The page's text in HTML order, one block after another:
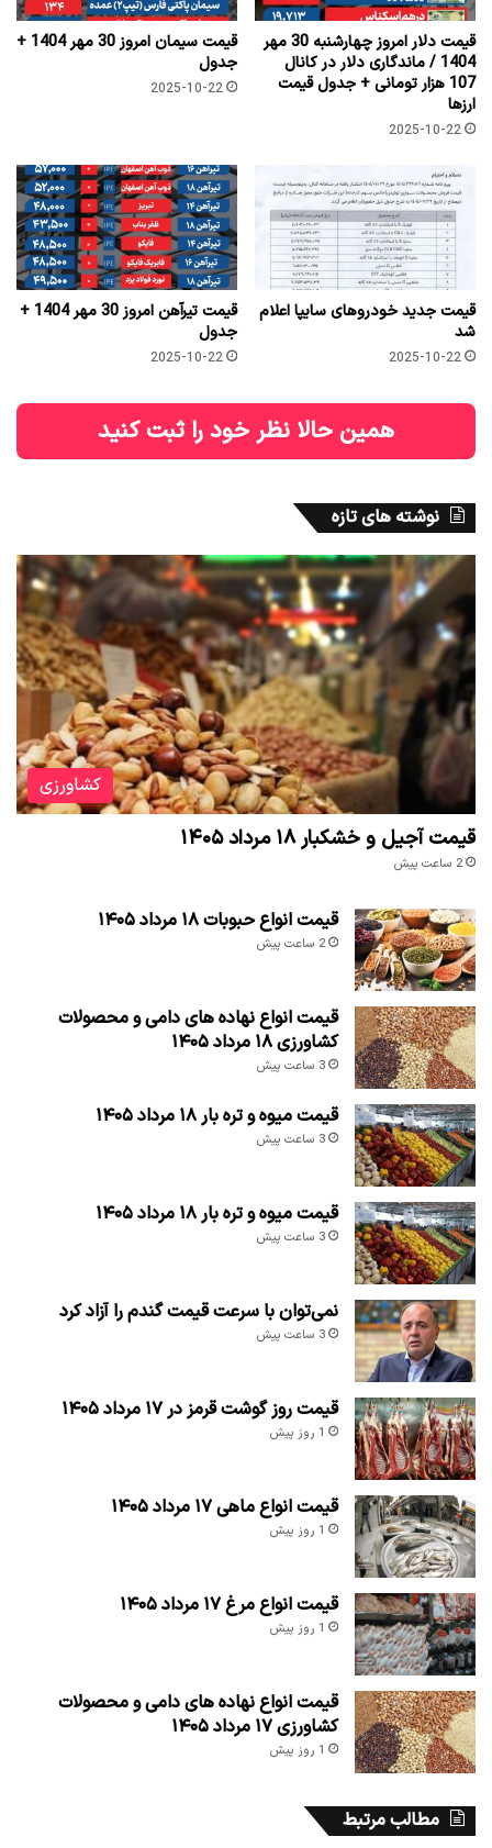
قیمت دلار امروز چهارشنبه 30 مهر
1404 / ماندگاری دلار در کانال
107 هزار تومانی + جدول قیمت
ارزها
2025-10-22
قیمت سیمان امروز 30 مهر 1404 +
جدول
2025-10-22
قیمت جدید خودروهای سایپا اعلام
شد
2025-10-22
قیمت تیرآهن امروز 30 مهر 1404 +
جدول
2025-10-22
همین حالا نظر خود را ثبت کنید
نوشته های تازه
کشاورزی
قیمت آجیل و خشکبار ۱۸ مرداد ۱۴۰۵
2 ساعت پیش
قیمت انواع حبوبات ۱۸ مرداد ۱۴۰۵
2 ساعت پیش
قیمت انواع نهاده های دامی و محصولات
کشاورزی ۱۸ مرداد ۱۴۰۵
3 ساعت پیش
قیمت میوه و تره بار ۱۸ مرداد ۱۴۰۵
3 ساعت پیش
قیمت میوه و تره بار ۱۸ مرداد ۱۴۰۵
3 ساعت پیش
نمی‌توان با سرعت قیمت گندم را آزاد کرد
3 ساعت پیش
قیمت روز گوشت قرمز در ۱۷ مرداد ۱۴۰۵
1 روز پیش
قیمت انواع ماهی ۱۷ مرداد ۱۴۰۵
1 روز پیش
قیمت انواع مرغ ۱۷ مرداد ۱۴۰۵
1 روز پیش
قیمت انواع نهاده های دامی و محصولات
کشاورزی ۱۷ مرداد ۱۴۰۵
1 روز پیش
مطالب مرتبط